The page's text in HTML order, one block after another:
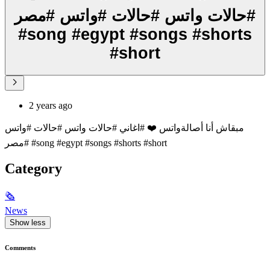
#حالات واتس #حالات #واتس #مصر
#song #egypt #songs #shorts
#short
2 years ago
مبقاش أنا أصالةواتس ❤️ #اغاني #حالات واتس #حالات #واتس
#مصر #song #egypt #songs #shorts #short
Category
🗞
News
Show less
Comments